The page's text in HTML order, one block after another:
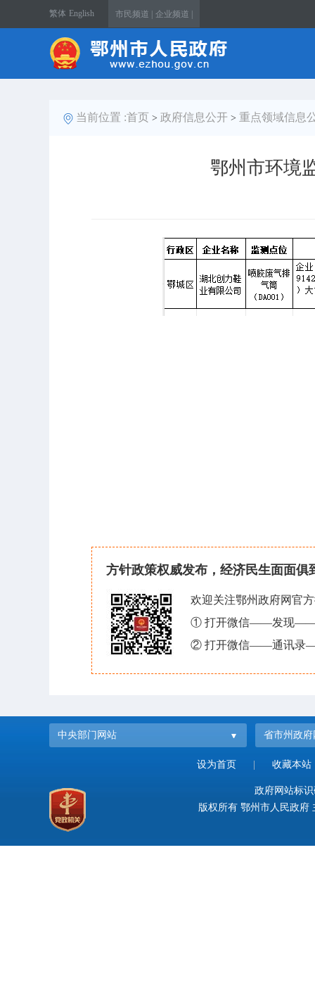
繁体 English 市民频道 | 企业频道 |
当前位置 :首页 > 政府信息公开 > 重点领域信息
鄂州市环境
方针政策权威发布，经济民生面面俱
欢迎关注鄂州政府网官
① 打开微信——发现——
② 打开微信——通讯录
中央部门网站 省市州政府
设为首页 收藏本站
政府网站标
版权所有 鄂州市人民政府